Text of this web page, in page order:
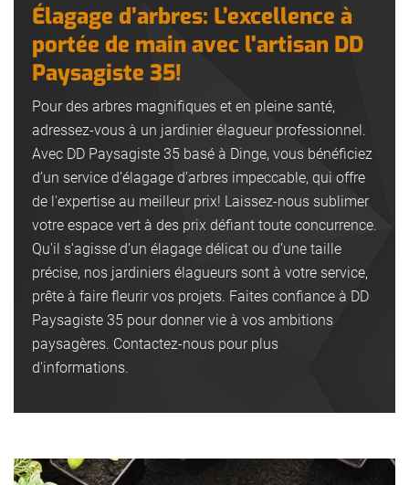
Élagage d’arbres: L’excellence à
portée de main avec l'artisan DD
Paysagiste 35!
Pour des arbres magnifiques et en pleine santé,
adressez-vous à un jardinier élagueur professionnel.
Avec DD Paysagiste 35 basé à Dinge, vous bénéficiez
d’un service d’élagage d’arbres impeccable, qui offre
de l'expertise au meilleur prix! Laissez-nous sublimer
votre espace vert à des prix défiant toute concurrence.
Qu'il s'agisse d’un élagage délicat ou d’une taille
précise, nos jardiniers élagueurs sont à votre service,
prête à faire fleurir vos projets. Faites confiance à DD
Paysagiste 35 pour donner vie à vos ambitions
paysagères. Contactez-nous pour plus
d'informations.